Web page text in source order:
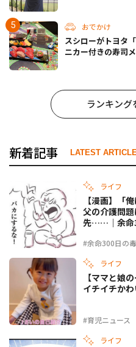
おでかけ
スシローがトヨタ
ニカー付きの寿司
ランキング
新着記事 LATEST
ライフ
#余命300日の
【漫画】「
父の介護問
先……｜余命
ライフ
#育児ニュース
【ママと娘
イチイチか
ライフ